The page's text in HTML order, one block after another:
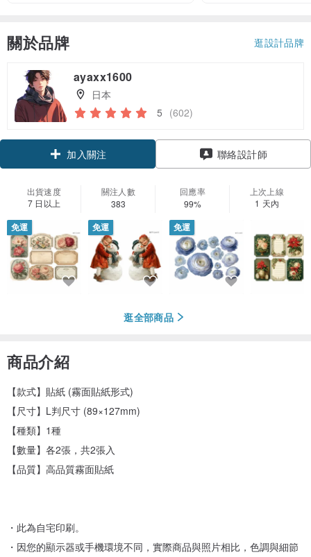
關於品牌 逛設計品牌
ayaxx1600
日本
5 (602)
加入關注
聯絡設計師
出貨速度
7 日以上
關注人數
383
回應率
99%
上次上線
1 天內
免運 免運 免運
逛全部商品
商品介紹
【款式】貼紙 (霧面貼紙形式)
【尺寸】L判尺寸 (89×127mm)
【種類】1種
【數量】各2張，共2張入
【品質】高品質霧面貼紙
・此為自宅印刷。
・因您的顯示器或手機環境不同，實際商品與照片相比，色調與細節